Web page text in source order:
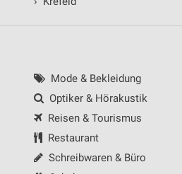
Mode & Bekleidung
Optiker & Hörakustik
Reisen & Tourismus
Restaurant
Schreibwaren & Büro